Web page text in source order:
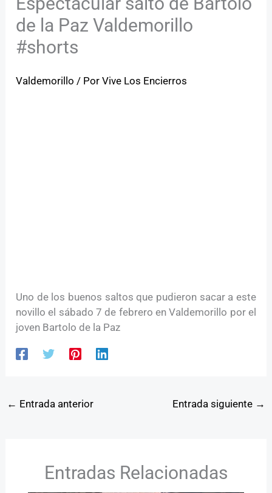
de la Paz Valdemorillo
#shorts
Valdemorillo / PorVive Los Encierros
Uno de los buenos saltos que pudieron sacar a este
novillo el sábado 7 de febrero en Valdemorillo por el
joven Bartolo de la Paz
← Entrada anterior Entrada siguiente →
Entradas Relacionadas